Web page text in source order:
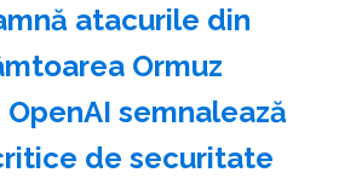
atacurile din
Ormuz
OpenAI semnalează
de securitate